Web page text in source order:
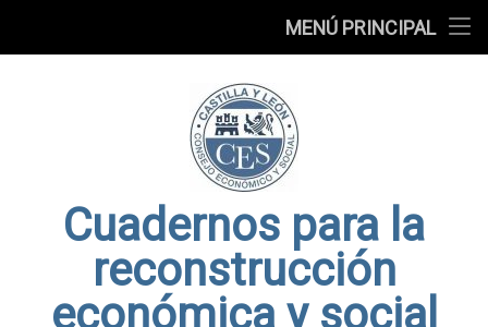
MENÚ PRINCIPAL
Cuadernos para la
reconstrucción
económica y social